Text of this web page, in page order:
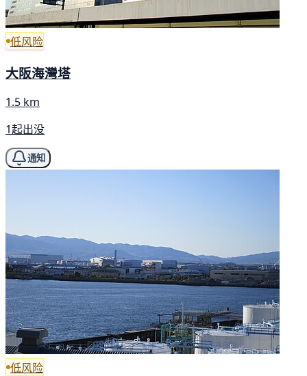
低风险
大阪海灣塔
1.5 km
1起出没
通知
低风险